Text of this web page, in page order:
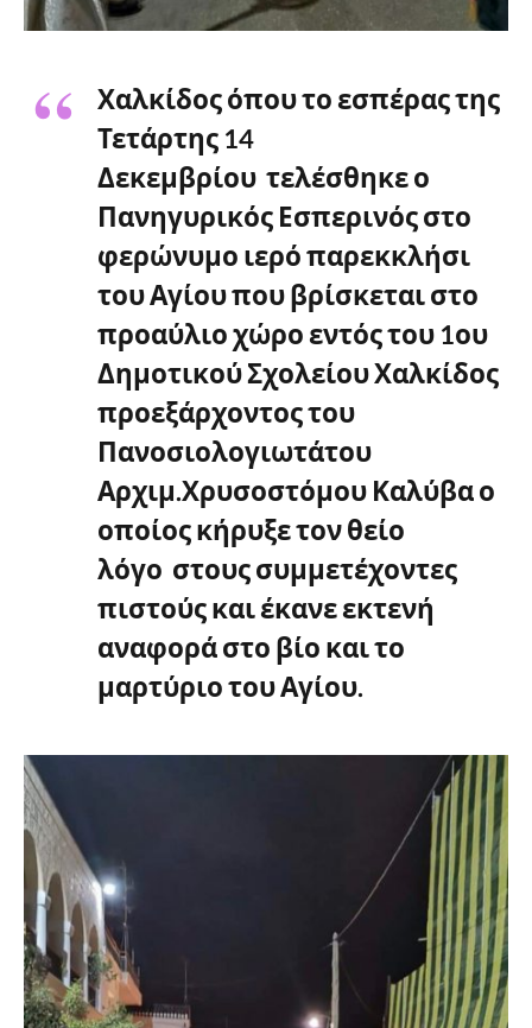
Χαλκίδος όπου το εσπέρας της
Τετάρτης 14
Δεκεμβρίου τελέσθηκε ο
Πανηγυρικός Εσπερινός στο
φερώνυμο ιερό παρεκκλήσι
του Αγίου που βρίσκεται στο
προαύλιο χώρο εντός του 1ου
Δημοτικού Σχολείου Χαλκίδος
προεξάρχοντος του
Πανοσιολογιωτάτου
Αρχιμ.Χρυσοστόμου Καλύβα ο
οποίος κήρυξε τον θείο
λόγο στους συμμετέχοντες
πιστούς και έκανε εκτενή
αναφορά στο βίο και το
μαρτύριο του Αγίου.